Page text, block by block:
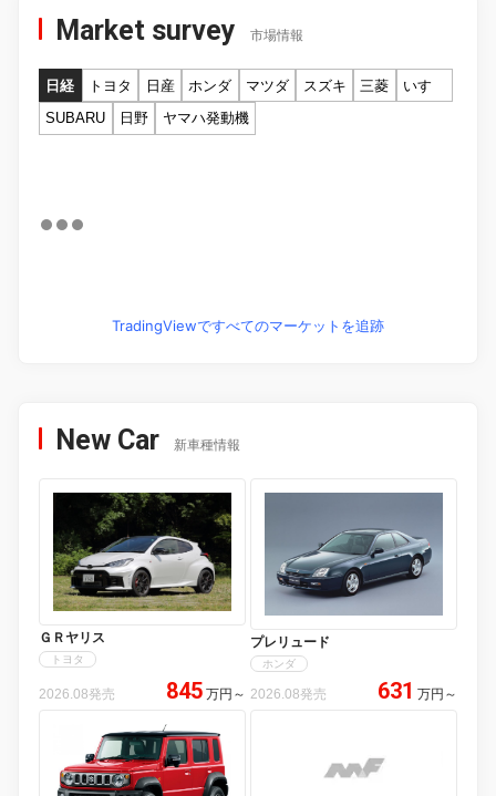
Market survey 市場情報
日経 トヨタ 日産 ホンダ マツダ スズキ 三菱
いすゞ
SUBARU
日野 ヤマハ発動機
TradingViewですべてのマーケットを追跡
New Car 新車種情報
ＧＲヤリス
トヨタ
2026.08発売 845 万円 ～
プレリュード
ホンダ
2026.08発売 631 万円 ～